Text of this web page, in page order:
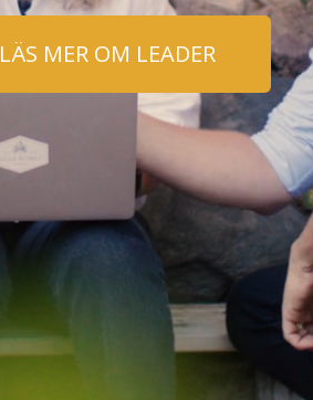
LÄS MER OM LEADER